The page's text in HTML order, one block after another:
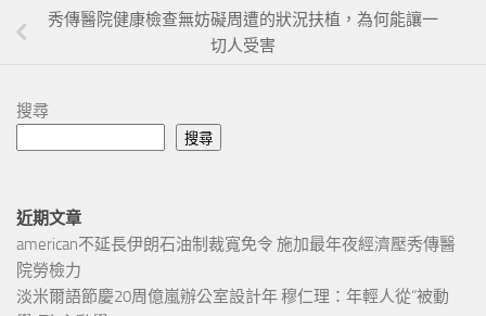
秀傳醫院健康檢查無妨礙周遭的狀況扶植，為何能讓一
切人受害
搜尋
搜尋
近期文章
american不延長伊朗石油制裁寬免令 施加最年夜經濟壓秀傳醫
院勞檢力
淡米爾語節慶20周億嵐辦公室設計年 穆仁理：年輕人從“被動